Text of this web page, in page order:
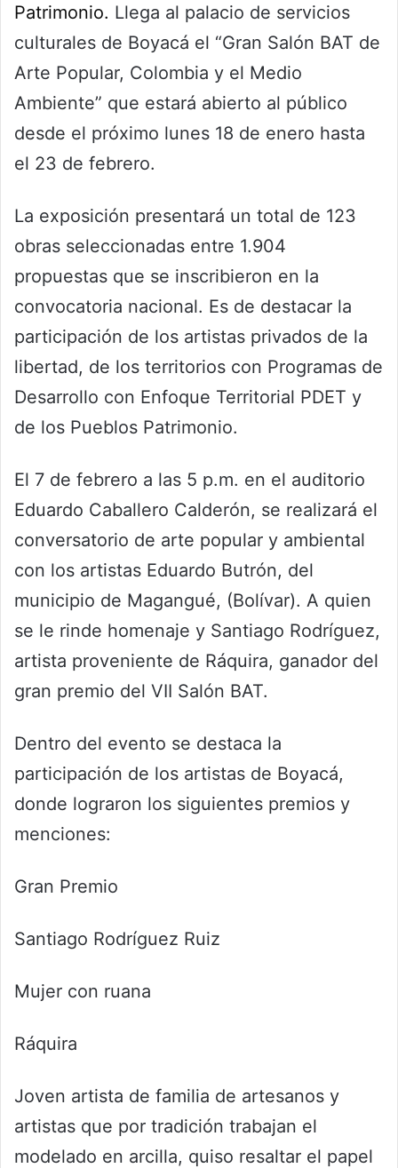
Patrimonio. Llega al palacio de servicios
culturales de Boyacá el “Gran Salón BAT de
Arte Popular, Colombia y el Medio
Ambiente” que estará abierto al público
desde el próximo lunes 18 de enero hasta
el 23 de febrero.
La exposición presentará un total de 123
obras seleccionadas entre 1.904
propuestas que se inscribieron en la
convocatoria nacional. Es de destacar la
participación de los artistas privados de la
libertad, de los territorios con Programas de
Desarrollo con Enfoque Territorial PDET y
de los Pueblos Patrimonio.
El 7 de febrero a las 5 p.m. en el auditorio
Eduardo Caballero Calderón, se realizará el
conversatorio de arte popular y ambiental
con los artistas Eduardo Butrón, del
municipio de Magangué, (Bolívar). A quien
se le rinde homenaje y Santiago Rodríguez,
artista proveniente de Ráquira, ganador del
gran premio del VII Salón BAT.
Dentro del evento se destaca la
participación de los artistas de Boyacá,
donde lograron los siguientes premios y
menciones:
Gran Premio
Santiago Rodríguez Ruiz
Mujer con ruana
Ráquira
Joven artista de familia de artesanos y
artistas que por tradición trabajan el
modelado en arcilla, quiso resaltar el papel